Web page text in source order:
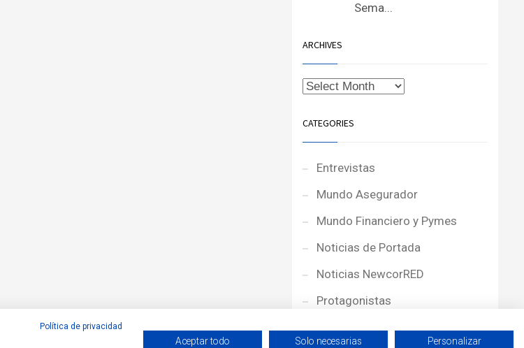
Sema...
ARCHIVES
CATEGORIES
Entrevistas
Mundo Asegurador
Mundo Financiero y Pymes
Noticias de Portada
Noticias NewcorRED
Protagonistas
Reportajes
Política de privacidad
Aceptar todo Solo necesarias Personalizar